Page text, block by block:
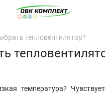
тепловентилятор?
температура?